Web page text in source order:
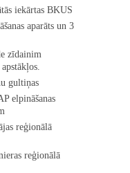
iekārtas BKUS
aparāts un 3
zīdainim
gultiņas
elpināšanas
reģionālā
reģionālā